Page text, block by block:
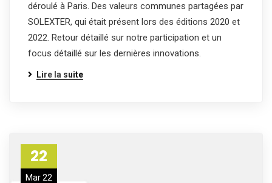
déroulé à Paris. Des valeurs communes partagées par
SOLEXTER, qui était présent lors des éditions 2020 et
2022. Retour détaillé sur notre participation et un
focus détaillé sur les dernières innovations.
Lire la suite
22
Mar 22